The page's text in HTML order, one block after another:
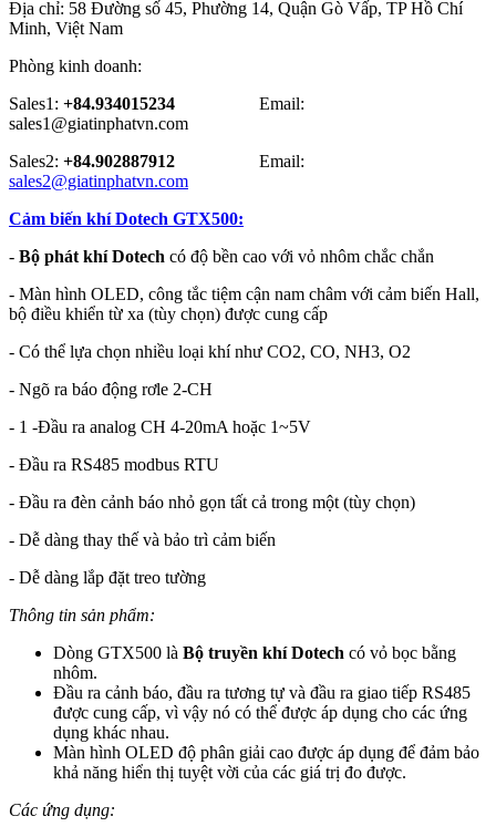
Địa chỉ: 58 Đường số 45, Phường 14, Quận Gò Vấp, TP Hồ Chí
Minh, Việt Nam
Phòng kinh doanh:
Sales1: +84.934015234 Email:
sales1@giatinphatvn.com
Sales2: +84.902887912 Email:
sales2@giatinphatvn.com
Cảm biến khí Dotech GTX500:
- Bộ phát khí Dotech có độ bền cao với vỏ nhôm chắc chắn
- Màn hình OLED, công tắc tiệm cận nam châm với cảm biến Hall,
bộ điều khiển từ xa (tùy chọn) được cung cấp
- Có thể lựa chọn nhiều loại khí như CO2, CO, NH3, O2
- Ngõ ra báo động rơle 2-CH
- 1 -Đầu ra analog CH 4-20mA hoặc 1~5V
- Đầu ra RS485 modbus RTU
- Đầu ra đèn cảnh báo nhỏ gọn tất cả trong một (tùy chọn)
- Dễ dàng thay thế và bảo trì cảm biến
- Dễ dàng lắp đặt treo tường
Thông tin sản phẩm:
Dòng GTX500 là Bộ truyền khí Dotech có vỏ bọc bằng
nhôm.
Đầu ra cảnh báo, đầu ra tương tự và đầu ra giao tiếp RS485
được cung cấp, vì vậy nó có thể được áp dụng cho các ứng
dụng khác nhau.
Màn hình OLED độ phân giải cao được áp dụng để đảm bảo
khả năng hiển thị tuyệt vời của các giá trị đo được.
Các ứng dụng: